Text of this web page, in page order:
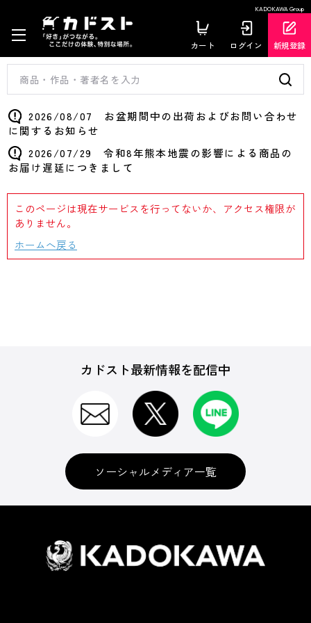
KADOKAWA Group
カート ログイン 新規登録
2026/08/07 お盆期間中の出荷およびお問い合わせ
に関するお知らせ
2026/07/29 令和8年熊本地震の影響による商品の
お届け遅延につきまして
このページは現在サービスを行ってないか、アクセス権限が
ありません。
ホームへ戻る
カドスト最新情報を配信中
ソーシャルメディア一覧